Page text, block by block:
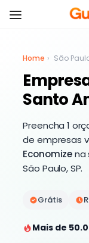
Home › São
Santo
Preencha 1
de empresas
Economizena
São Paulo, SP.
Grátis
Mais de